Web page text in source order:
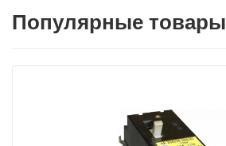
Популярные товары